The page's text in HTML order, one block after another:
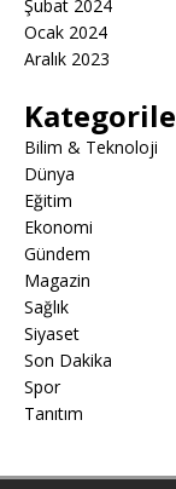
Şubat 2024
Ocak 2024
Aralık 2023
Bilim & Teknoloji
Dünya
Eğitim
Ekonomi
Gündem
Magazin
Sağlık
Siyaset
Son Dakika
Spor
Tanıtım